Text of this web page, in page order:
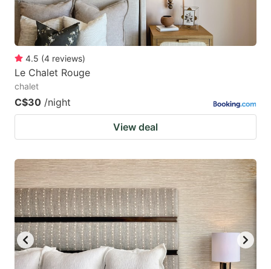
4.5 (4 reviews)
Le Chalet Rouge
chalet
C$30 /night
View deal